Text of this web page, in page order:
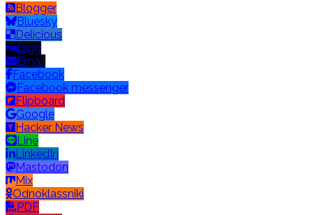
Blogger
Bluesky
Delicious
Digg
Email
Facebook
Facebook messenger
Flipboard
Google
Hacker News
Line
LinkedIn
Mastodon
Mix
Odnoklassniki
PDF